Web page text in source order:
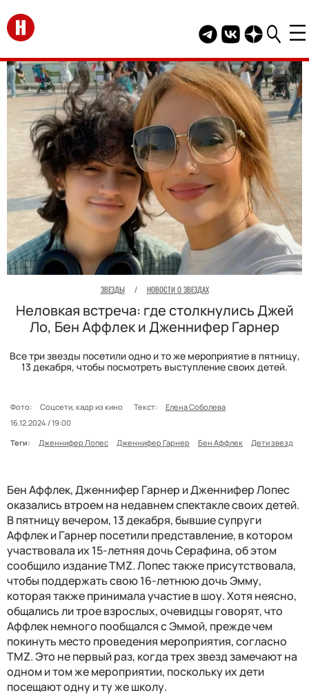
Перейти на главную
Telegram канал
Группа HELLO
Канал
ЗВЕЗДЫ / НОВОСТИ О ЗВЕЗДАХ
Неловкая встреча: где столкнулись Джей
Ло, Бен Аффлек и Дженнифер Гарнер
Все три звезды посетили одно и то же мероприятие в пятницу,
13 декабря, чтобы посмотреть выступление своих детей.
Фото: Соцсети, кадр из кино Текст:
Елена Соболева
16.12.2024 / 19:00
Теги:
Дженнифер Лопес Дженнифер Гарнер Бен Аффлек Дети звезд
Бен Аффлек, Дженнифер Гарнер и Дженнифер Лопес
оказались втроем на недавнем спектакле своих детей.
В пятницу вечером, 13 декабря, бывшие супруги
Аффлек и Гарнер посетили представление, в котором
участвовала их 15-летняя дочь Серафина, об этом
сообщило издание TMZ. Лопес также присутствовала,
чтобы поддержать свою 16-летнюю дочь Эмму,
которая также принимала участие в шоу. Хотя неясно,
общались ли трое взрослых, очевидцы говорят, что
Аффлек немного пообщался с Эммой, прежде чем
покинуть место проведения мероприятия, согласно
TMZ. Это не первый раз, когда трех звезд замечают на
одном и том же мероприятии, поскольку их дети
посещают одну и ту же школу.